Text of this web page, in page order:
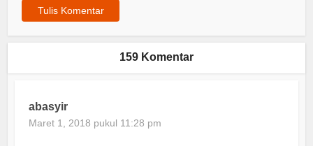
159 Komentar
abasyir
Maret 1, 2018 pukul 11:28 pm